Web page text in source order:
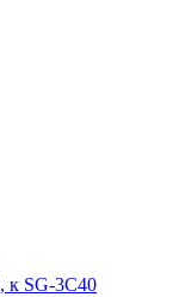
к SG-3C40